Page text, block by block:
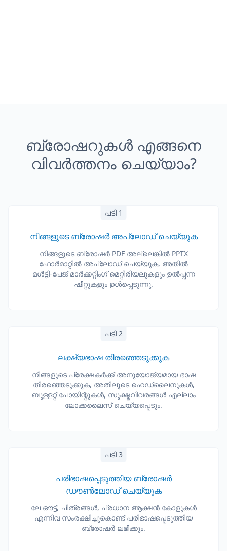
ബ്രോഷറുകൾ എങ്ങനെ
വിവർത്തനം ചെയ്യാം?
പടി 1
നിങ്ങളുടെ ബ്രോഷർ അപ്‌ലോഡ് ചെയ്യുക
നിങ്ങളുടെ ബ്രോഷർ PDF അല്ലെങ്കിൽ PPTX
ഫോർമാറ്റിൽ അപ്‌ലോഡ് ചെയ്യുക, അതിൽ
മൾട്ടി-പേജ് മാർക്കറ്റിംഗ് മെറ്റീരിയലുകളും ഉൽപ്പന്ന
ഷീറ്റുകളും ഉൾപ്പെടുന്നു.
പടി 2
ലക്ഷ്യഭാഷ തിരഞ്ഞെടുക്കുക
നിങ്ങളുടെ പ്രേക്ഷകർക്ക് അനുയോജ്യമായ ഭാഷ
തിരഞ്ഞെടുക്കുക, അതിലൂടെ ഹെഡ്ലൈനുകൾ,
ബുള്ളറ്റ് പോയിന്റുകൾ, സൂക്ഷ്മവിവരങ്ങൾ എല്ലാം
ലോക്കലൈസ് ചെയ്യപ്പെടും.
പടി 3
പരിഭാഷപ്പെടുത്തിയ ബ്രോഷർ
ഡൗൺലോഡ് ചെയ്യുക
ലേ ഔട്ട്, ചിത്രങ്ങൾ, പ്രധാന ആക്ഷൻ കോളുകൾ
എന്നിവ സംരക്ഷിച്ചുകൊണ്ട് പരിഭാഷപ്പെടുത്തിയ
ബ്രോഷർ ലഭിക്കും.